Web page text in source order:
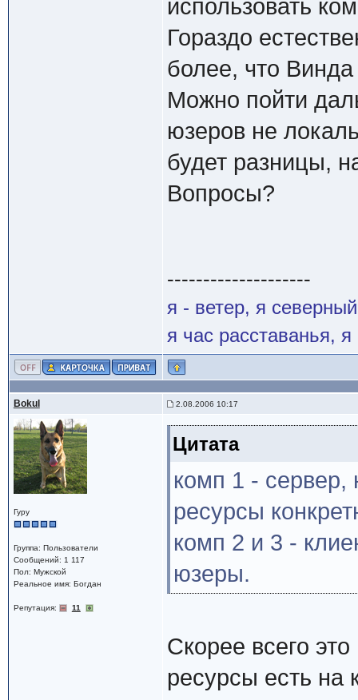
использовать
Гораздо
более, что
Можно пойти
юзеров не
будет разницы,
Вопросы?
--------------------
я - ветер, я
я час расставанья,
Bokul 2.08.2006 10:17
Гуру
Группа: Пользователи
Сообщений: 1 117
Пол: Мужской
Реальное имя: Богдан
Репутация: 11
Цитата
комп 1 - сервер,
ресурсы
комп 2 и 3 -
юзеры.
Скорее всего
ресурсы есть на